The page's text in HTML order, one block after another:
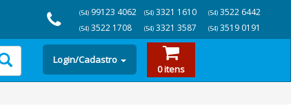
(54) 99123 4062
(54) 3522 1708
(54)3321 1610
(54)3321 3587
(54)3522 6442
(54)3519 0191
Login/Cadastro
0 itens